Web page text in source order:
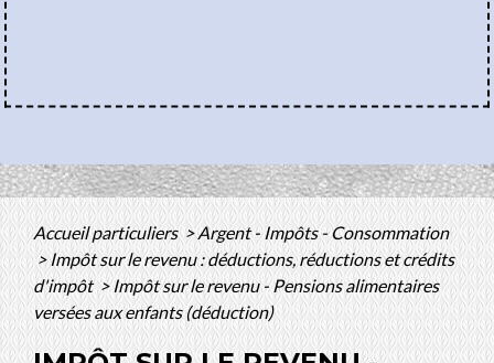
Accueil particuliers>Argent - Impôts - Consommation
>Impôt sur le revenu : déductions, réductions et crédits
d'impôt > Impôt sur le revenu - Pensions alimentaires
versées aux enfants (déduction)